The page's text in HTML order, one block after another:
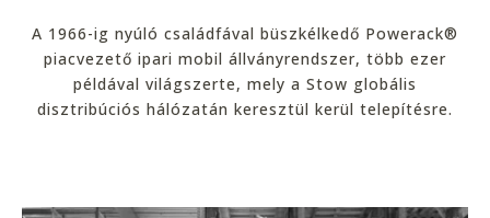
A 1966-ig nyúló családfával büszkélkedő Powerack®
piacvezető ipari mobil állványrendszer, több ezer
példával világszerte, mely a Stow globális
disztribúciós hálózatán keresztül kerül telepítésre.